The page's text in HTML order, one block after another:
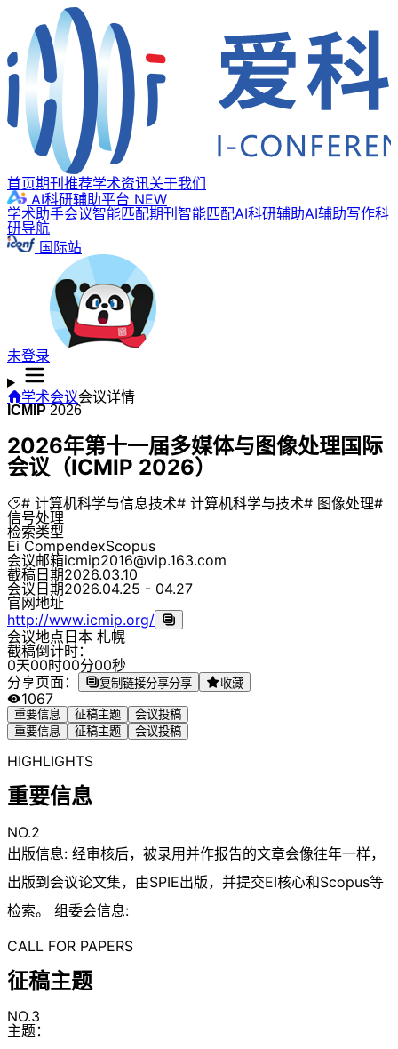
首页期刊推荐学术资讯关于我们
AI科研辅助平台 NEW
学术助手会议智能匹配期刊智能匹配AI科研辅助AI辅助写作科
研导航
国际站
未登录
学术会议会议详情
ICMIP 2026
2026年第十一届多媒体与图像处理国际
会议（ICMIP 2026）
# 计算机科学与信息技术# 计算机科学与技术# 图像处理#
信号处理
检索类型
Ei CompendexScopus
会议邮箱icmip2016@vip.163.com
截稿日期2026.03.10
会议日期2026.04.25 - 04.27
官网地址
http://www.icmip.org/
会议地点日本 札幌
截稿倒计时：
0天00时00分00秒
分享页面：
复制链接分享分享 收藏
1067
重要信息 征稿主题
会议投稿
重要信息
征稿主题 会议投稿
HIGHLIGHTS
重要信息
NO.2
出版信息: 经审核后，被录用并作报告的文章会像往年一样，
出版到会议论文集，由SPIE出版，并提交EI核心和Scopus等
检索。 组委会信息:
CALL FOR PAPERS
征稿主题
NO.3
主题：